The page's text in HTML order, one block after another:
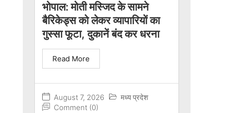
भोपाल: मोती मस्जिद के सामने
बैरिकेड्स को लेकर व्यापारियों का
गुस्सा फूटा, दुकानें बंद कर धरना
August 7, 2026
मध्य प्रदेश
Comment (0)
Read More